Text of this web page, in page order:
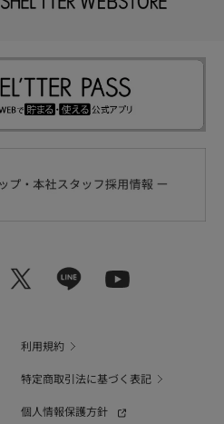
利用規約
特定商取引法に基づく表記
個人情報保護方針